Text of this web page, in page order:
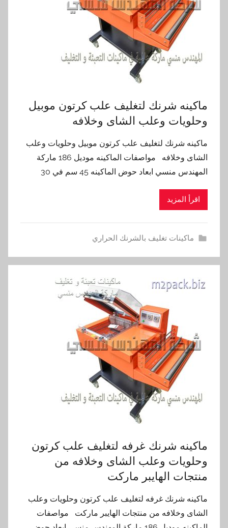
ماكينه شرنك لتغليف علب كرتون موبيل
وحلويات وعلب الشاى وخلافه
ماكينه شرنك لتغليف علب كرتون موبيل وحلويات وعلب
الشاى وخلافه مواصفات الماكينه موديل 186 ماركة
المهندس منسي ابعاد حوض الماكينه 45 سم في 30
اقرأ المزيد
ماكينات تغليف بالشرنك الحراري
ماكينه شرنك غرفه لتغليف علب كرتون
وحلويات وعلب الشاى وخلافه من
منتجات الهايبر ماركت
ماكينه شرنك غرفه لتغليف علب كرتون وحلويات وعلب
الشاى وخلافه من منتجات الهايبر ماركت مواصفات